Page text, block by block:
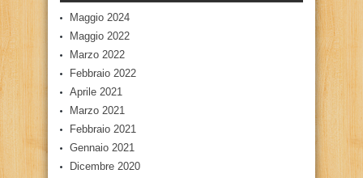
Maggio 2024
Maggio 2022
Marzo 2022
Febbraio 2022
Aprile 2021
Marzo 2021
Febbraio 2021
Gennaio 2021
Dicembre 2020